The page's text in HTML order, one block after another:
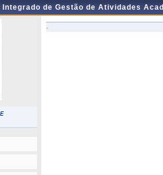
Integrado de Gestão de Atividades
-